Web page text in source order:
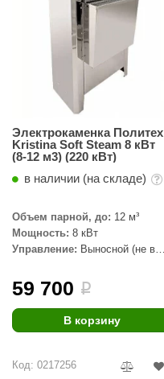
Design
2000
Электрокаменка Политех
Kristina Soft Steam 8 кВт
(8-12 м3) (220 кВт)
в наличии (на складе)
Объем парной, до: 12 м³
Мощность: 8 кВт
Управление: Выносной (не в
59 700 i
В корзину
Код: 0217256